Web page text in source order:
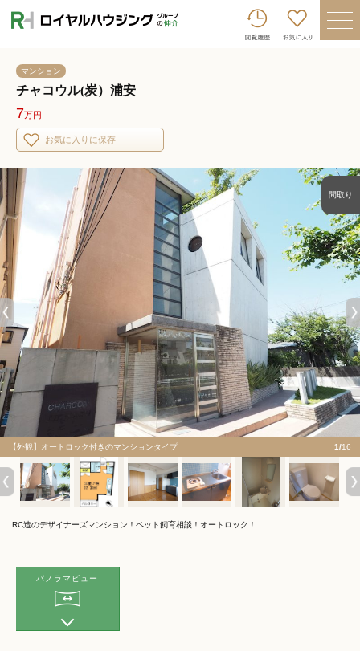
マンション
チャコウル(炭）浦安
7万円
お気に入りに保存
【外観】オートロック付きのマンションタイプ 1/16
間取り
RC造のデザイナーズマンション！ペット飼育相談！オートロック！
パノラマビュー
ロイヤルハウジンググループトップへ
売りたい
貸したい
店舗を探す
企業情報
ログイン 会員登録